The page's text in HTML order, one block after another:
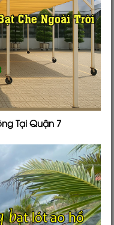
Tại Quận 7